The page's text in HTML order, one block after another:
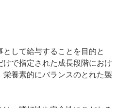
して給与することを目的と
けで指定された成長段階におけ
養素的にバランスのとれた製